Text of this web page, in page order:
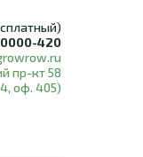
420
пр-кт 58
оф. 405)